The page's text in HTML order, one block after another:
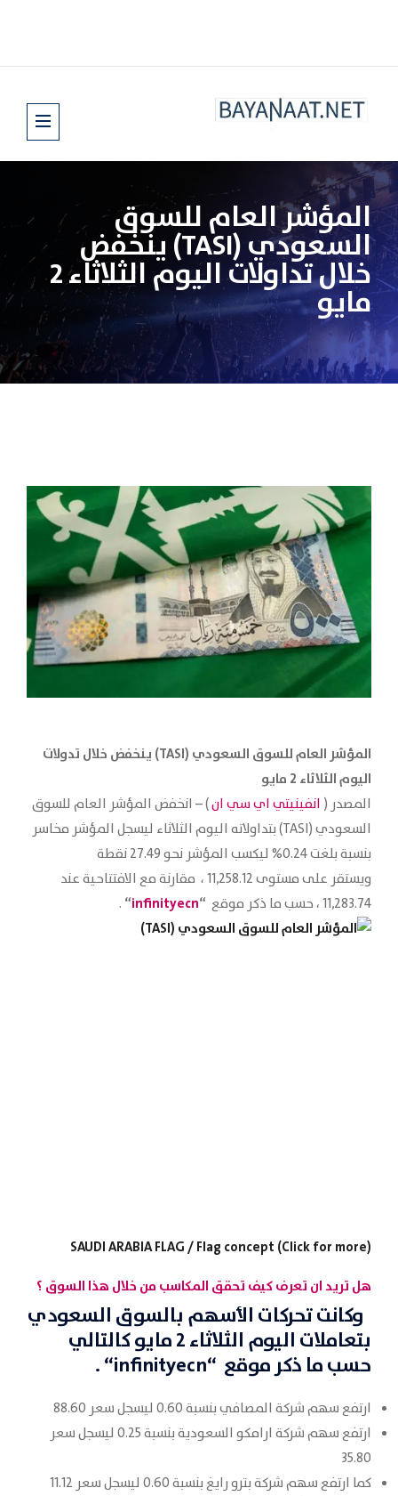
المؤشر العام للسوق
السعودي (TASI) ينخفض
خلال تداولات اليوم الثلاثاء 2
مايو
المؤشر العام للسوق السعودي (TASI) ينخفض خلال تدولات
اليوم الثلاثاء 2 مايو
المصدر ( انفينيتي اي سي ان) – انخفض المؤشر العام للسوق
السعودي (TASI) بتداولاته اليوم الثلاثاء ليسجل المؤشر مخاسر
بنسبة بلغت 0.24% ليكسب المؤشر نحو 27.49 نقطة
ويستقر على مستوى 11,258.12 ، مقارنة مع الافتتاحية عند
11,283.74 ، حسب ما ذكر موقع
“
infinityecn
“
.
SAUDI ARABIA FLAG / Flag concept (Click for more)
هل تريد ان تعرف كيف تحقق المكاسب من خلال هذا السوق ؟
وكانت تحركاتالأسهمبالسوقالسعودي
بتعاملات اليوم الثلاثاء 2 مايو كالتالي
حسب ما ذكر موقع “
infinityecn
“
.
ارتفع سهم شركة المصافي بنسبة 0.60 ليسجل سعر 88.60
ارتفع سهم شركة ارامكو السعودية بنسبة 0.25 ليسجل سعر
35.80
كما ارتفع سهم شركة بترو رايغ بنسبة 0.60 ليسجل سعر 11.12